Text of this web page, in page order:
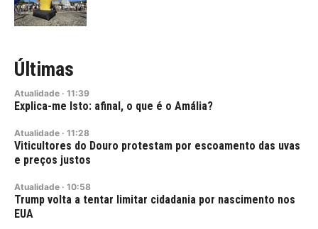
Últimas
Atualidade · 11:39
Explica-me Isto: afinal, o que é o Amália?
Atualidade · 11:28
Viticultores do Douro protestam por escoamento das uvas
e preços justos
Atualidade · 10:58
Trump volta a tentar limitar cidadania por nascimento nos
EUA